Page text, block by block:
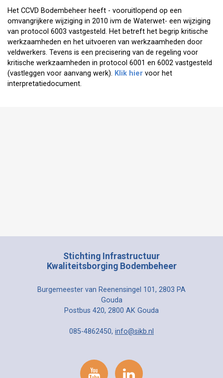
Het CCVD Bodembeheer heeft - vooruitlopend op een
omvangrijkere wijziging in 2010 ivm de Waterwet- een wijziging
van protocol 6003 vastgesteld. Het betreft het begrip kritische
werkzaamheden en het uitvoeren van werkzaamheden door
veldwerkers. Tevens is een precisering van de regeling voor
kritische werkzaamheden in protocol 6001 en 6002 vastgesteld
(vastleggen voor aanvang werk). Klik hier voor het
interpretatiedocument.
Stichting Infrastructuur
Kwaliteitsborging Bodembeheer
Burgemeester van Reenensingel 101, 2803 PA
Gouda
Postbus 420, 2800 AK Gouda
085-4862450, info@sikb.nl